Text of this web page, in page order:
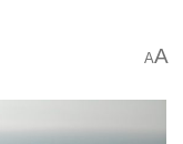
AA